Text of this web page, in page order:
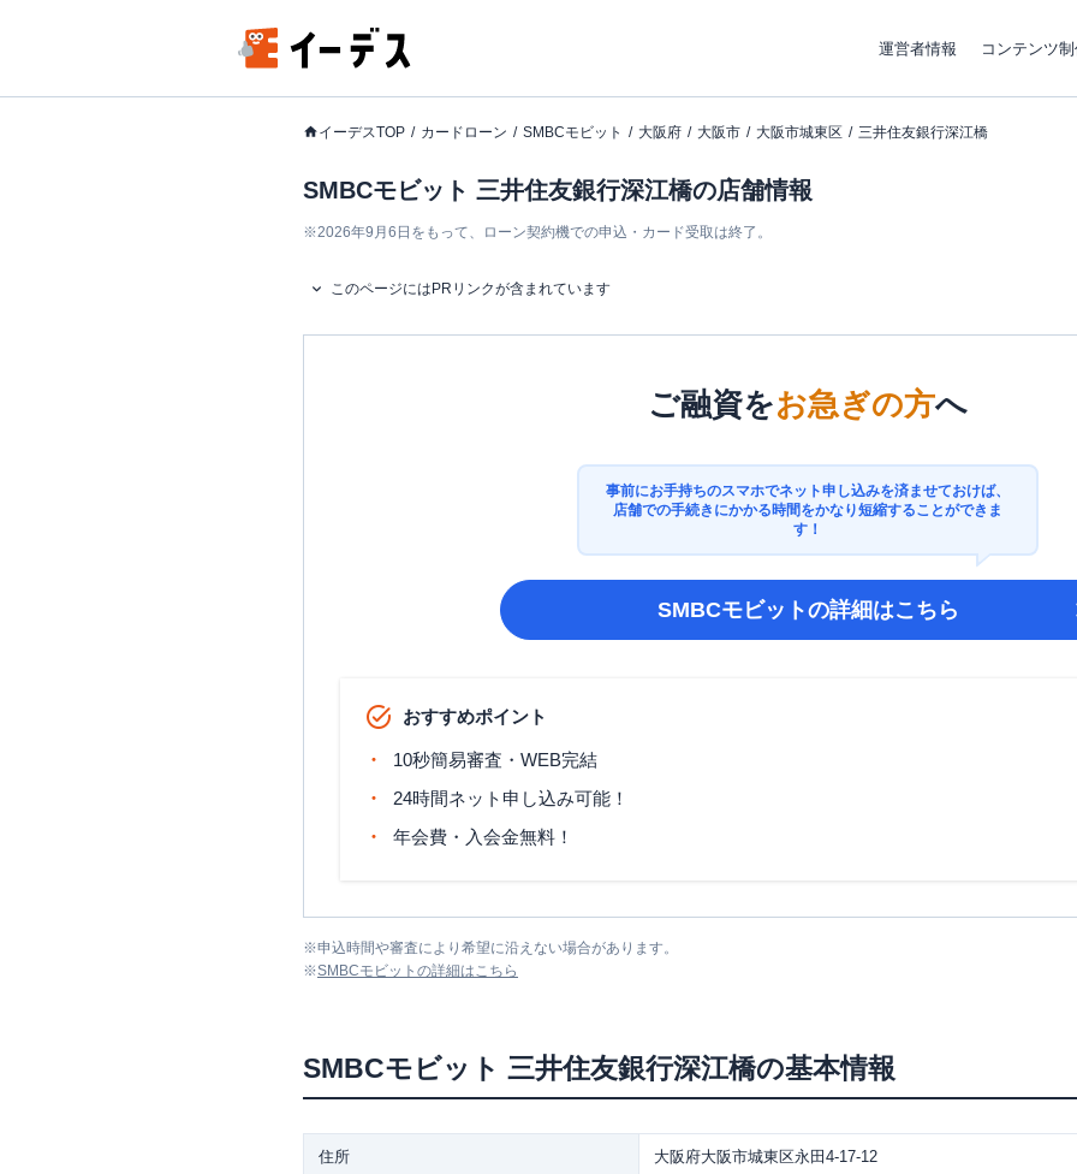
運営者情報 コンテンツ
イーデスTOP カードローン SMBCモビット 大阪府 大阪市 大阪市城東区 三井住友銀行深江橋
SMBCモビット 三井住友銀行深江橋の店舗情報
※2026年9月6日をもって、ローン契約機での申込・カード受取は終了。
このページにはPRリンクが含まれています
ご融資をお急ぎの方へ
事前にお手持ちのスマホでネット申し込みを済ませておけば、
店舗での手続きにかかる時間をかなり短縮することができま
す！
SMBCモビットの詳細はこちら
おすすめポイント
10秒簡易審査・WEB完結
24時間ネット申し込み可能！
年会費・入会金無料！
※申込時間や審査により希望に沿えない場合があります。
※SMBCモビット の詳細はこちら
SMBCモビット 三井住友銀行深江橋の基本情報
住所 大阪府大阪市城東区永田4-17-12